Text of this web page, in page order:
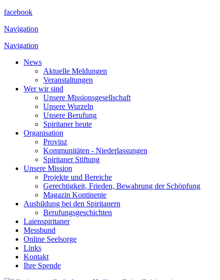
facebook
Navigation
Navigation
News
Aktuelle Meldungen
Veranstaltungen
Wer wir sind
Unsere Missionsgesellschaft
Unsere Wurzeln
Unsere Berufung
Spiritaner heute
Organisation
Provinz
Kommunitäten - Niederlassungen
Spiritaner Stiftung
Unsere Mission
Projekte und Bereiche
Gerechtigkeit, Frieden, Bewahrung der Schöpfung
Magazin Kontinente
Ausbildung bei den Spiritanern
Berufungsgeschichten
Laienspiritaner
Messbund
Online Seelsorge
Links
Kontakt
Ihre Spende